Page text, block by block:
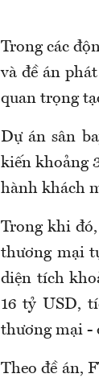
Trong các
và đề án
quan trọng
Dự án sân
kiến khoảng
hành khách
Trong khi
thương mại
diện tích
16 tỷ USD,
thương mại -
Theo đề án,